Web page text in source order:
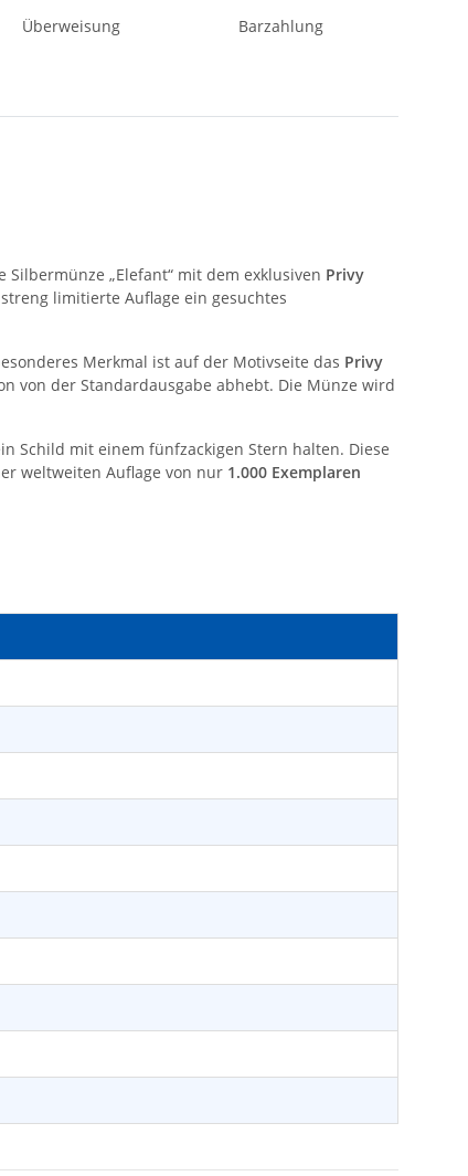
Überweisung Barzahlung
„Elefant“ mit dem exklusiven Privy
limitierte Auflage ein gesuchtes
Merkmal ist auf der Motivseite das Privy
von der Standardausgabe abhebt. Die Münze wird
Schild mit einem fünfzackigen Stern halten. Diese
weltweiten Auflage von nur 1.000 Exemplaren